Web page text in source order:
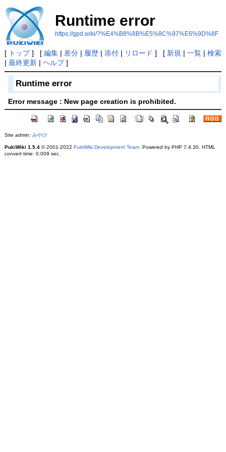
Runtime error
https://gpd.wiki/?%E4%B8%8B%E5%8C%97%E6%9D%8F
[ トップ] [ 編集| 差分| 履歴| 添付| リロード ] [ 新規 | 一覧| 検索
| 最終更新| ヘルプ]
Runtime error
Error message : New page creation is prohibited.
Site admin: みやけ
PukiWiki 1.5.4© 2001-2022 PukiWiki Development Team. Powered by PHP 7.4.30. HTML
convert time: 0.009 sec.